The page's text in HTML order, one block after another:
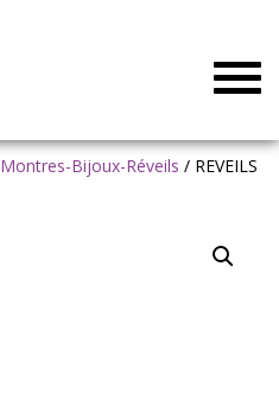
Montres-Bijoux-Réveils / REVEILS